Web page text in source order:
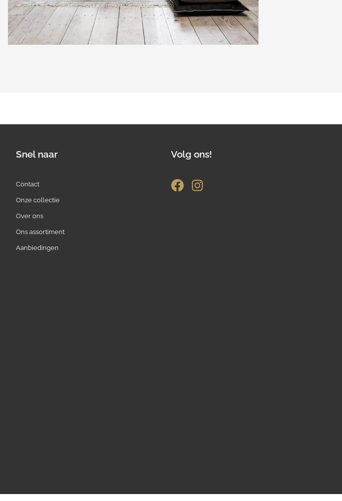
Snel naar
Contact
Onze collectie
Over ons
Ons assortiment
Aanbiedingen
Volg ons!